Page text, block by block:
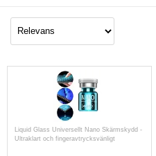
Liquid Glass Universellt Nano Skärmskydd -
Ultraklart och fingeravtrycksvänligt